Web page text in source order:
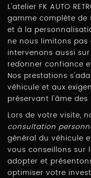
L'atelier FK AUTO
gamme complète de
et à la
ne nous limitons
intervenons aussi
redonner confiance
Nos prestations
véhicule et aux
préservant l'âme
Lors de votre visite,
consultation
général du véhicule
vous conseillons sur
adopter et
optimiser votre